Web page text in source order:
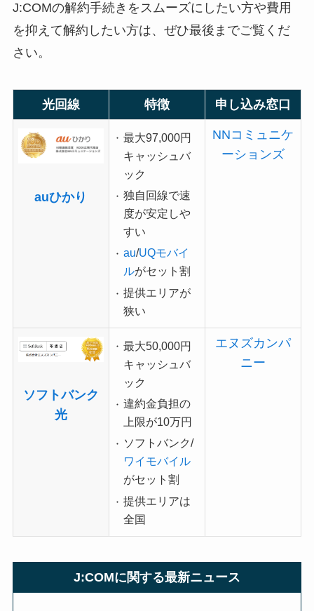
J:COMの解約手続きをスムーズにしたい方や費用
を抑えて解約したい方は、ぜひ最後までご覧くだ
さい。
光回線 特徴 申し込み窓口
auひかり
最大97,000円
キャッシュバ
ック
独自回線で速
度が安定しや
すい
au/UQモバイ
ルがセット割
提供エリアが
狭い
NNコミュニケ
ーションズ
ソフトバンク
光
最大50,000円
キャッシュバ
ック
違約金負担の
上限が10万円
ソフトバンク/
ワイモバイル
がセット割
提供エリアは
全国
エヌズカンパ
ニー
J:COMに関する最新ニュース